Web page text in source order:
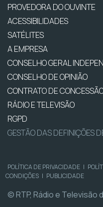
PROVEDORA DO OUVINTE
ACESSIBILIDADES
SATÉLITES
A EMPRESA
CONSELHO GERAL
CONSELHO DE OPINIÃO
CONTRATO DE
RÁDIO E TELEVISÃO
RGPD
GESTÃO DAS DEFINIÇÕES
POLÍTICA DE PRIVACIDADE |
CONDIÇÕES | PUBLICIDADE
© RTP, Rádio e Televisão